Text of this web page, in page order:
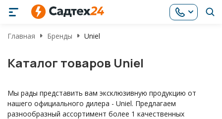
Главная Бренды Uniel
Каталог товаров Uniel
Мы рады представить вам эксклюзивную продукцию от
нашего официального дилера - Uniel. Предлагаем
разнообразный ассортимент более 1 качественных